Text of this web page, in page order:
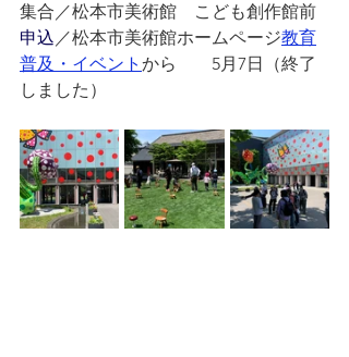
集合／松本市美術館　こども創作館前
申込 ／松本市美術館ホームページ教育
普及・イベント から　　5月7日（終了
しました）